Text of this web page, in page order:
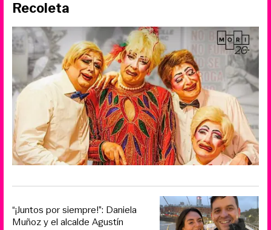
Recoleta
“¡Juntos por siempre!”: Daniela
Muñoz y el alcalde Agustín